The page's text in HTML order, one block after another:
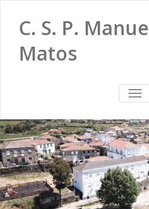
C. S. P.
Matos